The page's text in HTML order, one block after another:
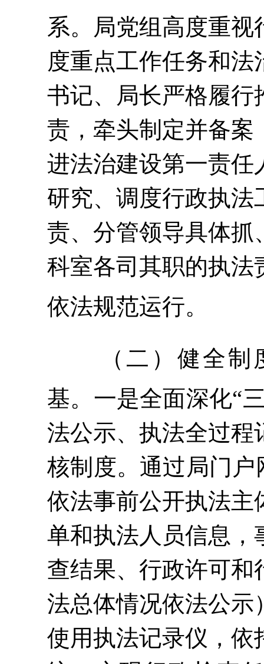
系。
局党组高度重
度重点工作任务和
书记、局长严格履行
责，牵头制定并备案
进法治建设第一责任
研究、调度行政执法
责、分管领导具体抓
科室各司其职的执法
依法规范运行。
（二）健全
基。 一是全面深化“
法公示、执法全过程
核制度。通过局门户
依法事前公开执法主
单和执法人员信息，
查结果、行政许可
法总体情况依法公示
使用执法记录仪，依